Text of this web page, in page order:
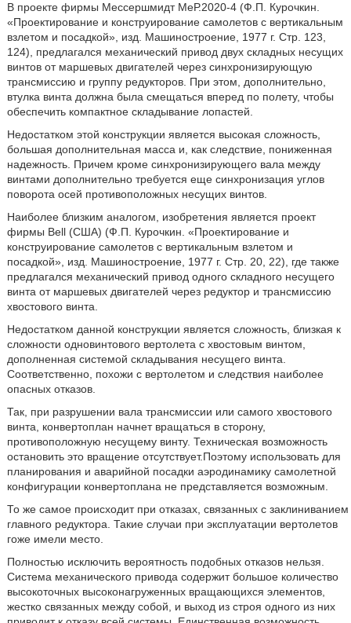
В проекте фирмы Мессершмидт МеР.2020-4 (Ф.П. Курочкин.
«Проектирование и конструирование самолетов с вертикальным
взлетом и посадкой», изд. Машиностроение, 1977 г. Стр. 123,
124), предлагался механический привод двух складных несущих
винтов от маршевых двигателей через синхронизирующую
трансмиссию и группу редукторов. При этом, дополнительно,
втулка винта должна была смещаться вперед по полету, чтобы
обеспечить компактное складывание лопастей.
Недостатком этой конструкции является высокая сложность,
большая дополнительная масса и, как следствие, пониженная
надежность. Причем кроме синхронизирующего вала между
винтами дополнительно требуется еще синхронизация углов
поворота осей противоположных несущих винтов.
Наиболее близким аналогом, изобретения является проект
фирмы Bell (США) (Ф.П. Курочкин. «Проектирование и
конструирование самолетов с вертикальным взлетом и
посадкой», изд. Машиностроение, 1977 г. Стр. 20, 22), где также
предлагался механический привод одного складного несущего
винта от маршевых двигателей через редуктор и трансмиссию
хвостового винта.
Недостатком данной конструкции является сложность, близкая к
сложности одновинтового вертолета с хвостовым винтом,
дополненная системой складывания несущего винта.
Соответственно, похожи с вертолетом и следствия наиболее
опасных отказов.
Так, при разрушении вала трансмиссии или самого хвостового
винта, конвертоплан начнет вращаться в сторону,
противоположную несущему винту. Техническая возможность
остановить это вращение отсутствует.Поэтому использовать для
планирования и аварийной посадки аэродинамику самолетной
конфигурации конвертоплана не представляется возможным.
То же самое происходит при отказах, связанных с заклиниванием
главного редуктора. Такие случаи при эксплуатации вертолетов
гоже имели место.
Полностью исключить вероятность подобных отказов нельзя.
Система механического привода содержит большое количество
высокоточных высоконагруженных вращающихся элементов,
жестко связанных между собой, и выход из строя одного из них